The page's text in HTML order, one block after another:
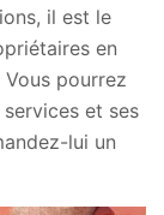
il est le
en
pourrez
et ses
lui un